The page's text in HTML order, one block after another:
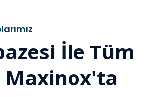
İle Tüm
Maxinox'ta